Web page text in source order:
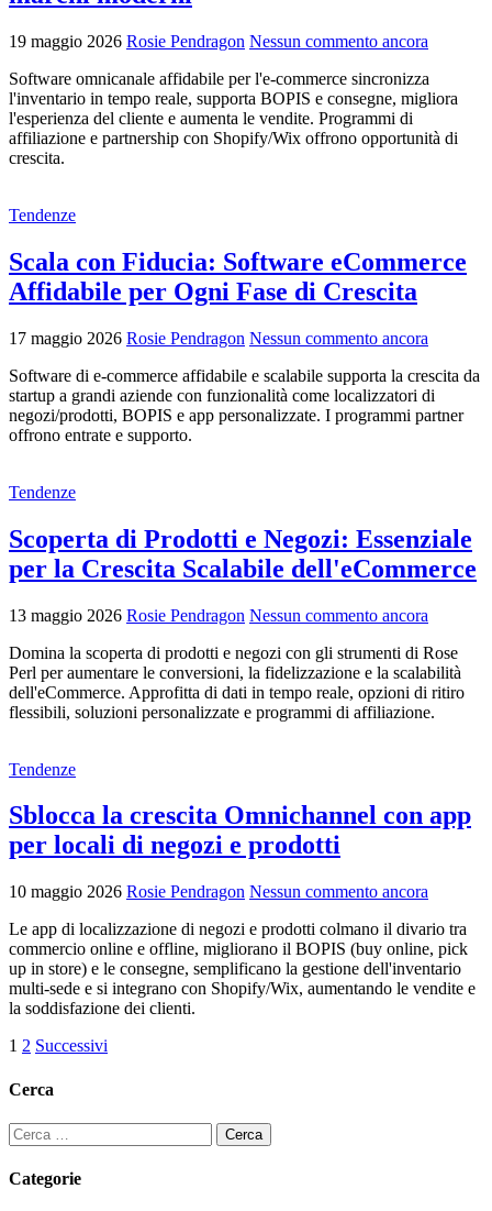
19 maggio 2026 Rosie Pendragon Nessun commento ancora
Software omnicanale affidabile per l'e-commerce sincronizza
l'inventario in tempo reale, supporta BOPIS e consegne, migliora
l'esperienza del cliente e aumenta le vendite. Programmi di
affiliazione e partnership con Shopify/Wix offrono opportunità di
crescita.
Tendenze
Scala con Fiducia: Software eCommerce
Affidabile per Ogni Fase di Crescita
17 maggio 2026 Rosie Pendragon Nessun commento ancora
Software di e-commerce affidabile e scalabile supporta la crescita da
startup a grandi aziende con funzionalità come localizzatori di
negozi/prodotti, BOPIS e app personalizzate. I programmi partner
offrono entrate e supporto.
Tendenze
Scoperta di Prodotti e Negozi: Essenziale
per la Crescita Scalabile dell'eCommerce
13 maggio 2026 Rosie Pendragon Nessun commento ancora
Domina la scoperta di prodotti e negozi con gli strumenti di Rose
Perl per aumentare le conversioni, la fidelizzazione e la scalabilità
dell'eCommerce. Approfitta di dati in tempo reale, opzioni di ritiro
flessibili, soluzioni personalizzate e programmi di affiliazione.
Tendenze
Sblocca la crescita Omnichannel con app
per locali di negozi e prodotti
10 maggio 2026 Rosie Pendragon Nessun commento ancora
Le app di localizzazione di negozi e prodotti colmano il divario tra
commercio online e offline, migliorano il BOPIS (buy online, pick
up in store) e le consegne, semplificano la gestione dell'inventario
multi-sede e si integrano con Shopify/Wix, aumentando le vendite e
la soddisfazione dei clienti.
1 2 Successivi
Cerca
Categorie